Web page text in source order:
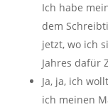
Ich habe
dem
jetzt, wo ich
Jahres dafür
Ja, ja, ich
ich meinen